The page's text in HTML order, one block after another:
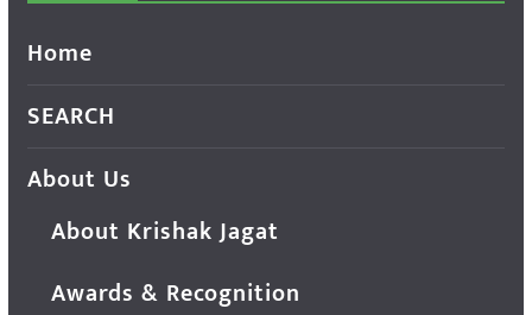
Home
SEARCH
About Us
About Krishak Jagat
Awards & Recognition